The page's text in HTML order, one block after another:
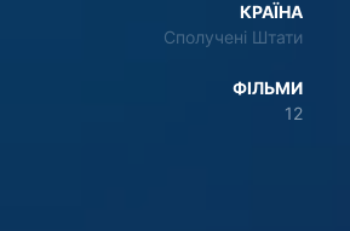
КРАЇНА
Сполучені Штати
ФІЛЬМИ
12